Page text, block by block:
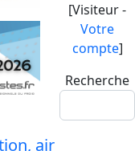
[Visiteur -
Votre
compte]
Recherche
air